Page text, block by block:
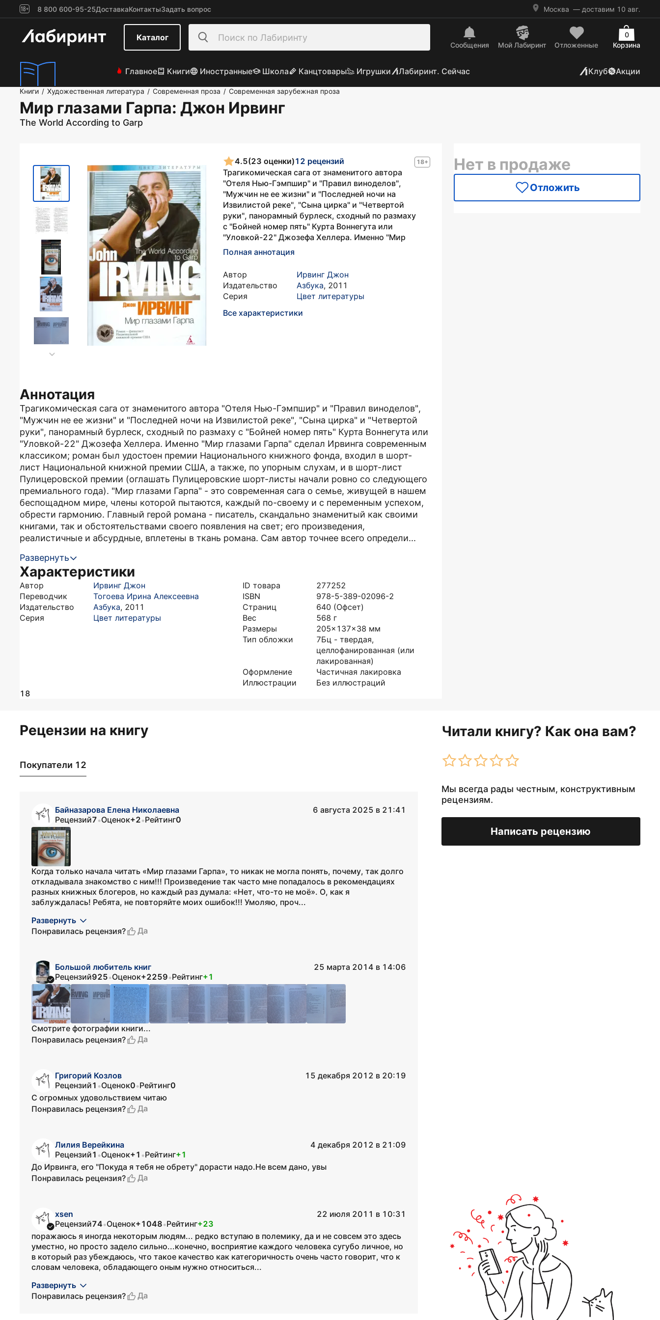
8 800 600-95-25ДоставкаКонтактыЗадать вопрос Москва — доставим 10 авг.
Каталог
Сообщения Mой Лабиринт Отложенные Корзина
0
Главное Книги Иностранные Школа Канцтовары Игрушки Лабиринт. Сейчас Клуб Акции
Книги / Художественная литература / Современная проза / Современная зарубежная проза
Мир глазами Гарпа: Джон Ирвинг
The World According to Garp
18+
4.5(23 оценки)12 рецензий
Трагикомическая сага от знаменитого автора
"Отеля Нью-Гэмпшир" и "Правил виноделов",
"Мужчин не ее жизни" и "Последней ночи на
Извилистой реке", "Сына цирка" и "Четвертой
руки", панорамный бурлеск, сходный по размаху
с "Бойней номер пять" Курта Воннегута или
"Уловкой-22" Джозефа Хеллера. Именно "Мир
Полная аннотация
Автор
Ирвинг Джон
Издательство
Азбука, 2011
Серия
Цвет литературы
Все характеристики
Аннотация
Трагикомическая сага от знаменитого автора "Отеля Нью-Гэмпшир" и "Правил виноделов",
"Мужчин не ее жизни" и "Последней ночи на Извилистой реке", "Сына цирка" и "Четвертой
руки", панорамный бурлеск, сходный по размаху с "Бойней номер пять" Курта Воннегута или
"Уловкой-22" Джозефа Хеллера. Именно "Мир глазами Гарпа" сделал Ирвинга современным
классиком; роман был удостоен премии Национального книжного фонда, входил в шорт-
лист Национальной книжной премии США, а также, по упорным слухам, и в шорт-лист
Пулицеровской премии (оглашать Пулицеровские шорт-листы начали ровно со следующего
премиального года). "Мир глазами Гарпа" - это современная сага о семье, живущей в нашем
беспощадном мире, члены которой пытаются, каждый по-своему и с переменным успехом,
обрести гармонию. Главный герой романа - писатель, скандально знаменитый как своими
книгами, так и обстоятельствами своего появления на свет; его произведения,
реалистичные и абсурдные, вплетены в ткань романа. Сам автор точнее всего определи...
Развернуть
Характеристики
Автор
Ирвинг Джон
Переводчик
Тогоева Ирина Алексеевна
Издательство
Азбука, 2011
Серия
Цвет литературы
ID товара
277252
ISBN
978-5-389-02096-2
Страниц
640 (Офсет)
Вес
568 г
Размеры
205x137x38 мм
Тип обложки
7Бц - твердая,
целлофанированная (или
лакированная)
Оформление
Частичная лакировка
Иллюстрации
Без иллюстраций
18
Нет в продаже
Отложить
Рецензии на книгу Читали книгу? Как она вам?
Мы всегда рады честным, конструктивным
рецензиям.
Написать рецензию
Покупатели 12
Байназарова Елена Николаевна
6 августа 2025 в 21:41
Рецензий7•Оценок+2•Рейтинг0
Когда только начала читать «Мир глазами Гарпа», то никак не могла понять, почему, так долго
откладывала знакомство с ним!!! Произведение так часто мне попадалось в рекомендациях
разных книжных блогеров, но каждый раз думала: «Нет, что-то не моё». О, как я
заблуждалась! Ребята, не повторяйте моих ошибок!!! Умоляю, проч...
Развернуть
Понравилась рецензия?
Да
Большой любитель книг
25 марта 2014 в 14:06
Рецензий925•Оценок+2259•Рейтинг+1
Смотрите фотографии книги...
Понравилась рецензия?
Да
Григорий Козлов
15 декабря 2012 в 20:19
Рецензий1 •Оценок0•Рейтинг0
С огромных удовольствием читаю
Понравилась рецензия?
Да
Лилия Верейкина
4 декабря 2012 в 21:09
Рецензий1 •Оценок+1 •Рейтинг+1
До Ирвинга, его "Покуда я тебя не обрету" дорасти надо.Не всем дано, увы
Понравилась рецензия?
Да
xsen
22 июля 2011 в 10:31
Рецензий74•Оценок+1048•Рейтинг+23
поражаюсь я иногда некоторым людям... редко вступаю в полемику, да и не совсем это здесь
уместно, но просто задело сильно...конечно, восприятие каждого человека сугубо личное, но
в который раз убеждаюсь, что такое качество как категоричность очень часто говорит, что к
словам человека, обладающего оным нужно относиться...
Развернуть
Понравилась рецензия?
Да